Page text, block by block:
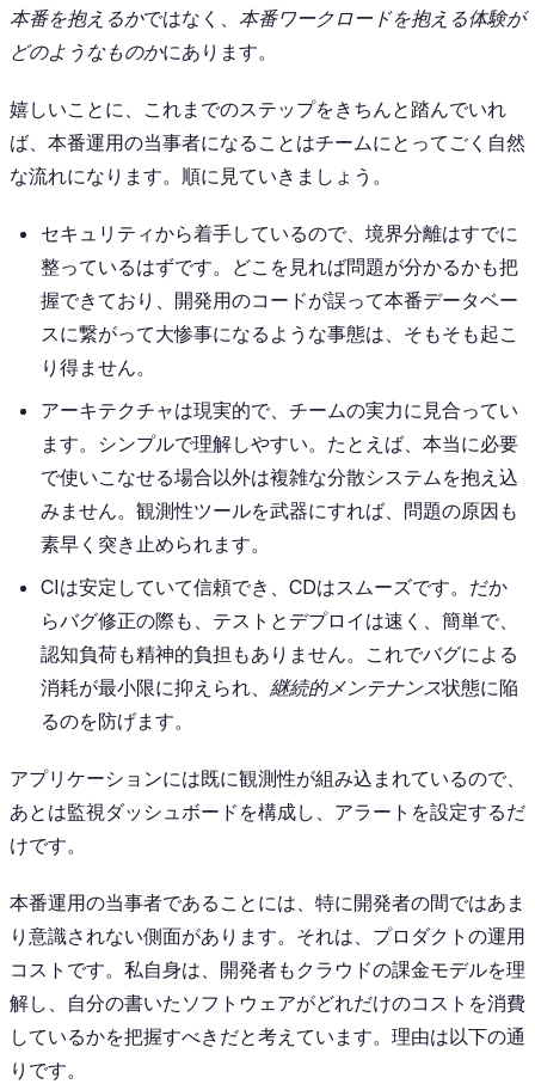
本番を抱えるかではなく、 本番ワークロードを抱える体験が
どのようなものかにあります。
嬉しいことに、これまでのステップをきちんと踏んでいれ
ば、本番運用の当事者になることはチームにとってごく自然
な流れになります。順に見ていきましょう。
セキュリティから着手しているので、境界分離はすでに
整っているはずです。どこを見れば問題が分かるかも把
握できており、開発用のコードが誤って本番データベー
スに繋がって大惨事になるような事態は、そもそも起こ
り得ません。
アーキテクチャは現実的で、チームの実力に見合ってい
ます。シンプルで理解しやすい。たとえば、本当に必要
で使いこなせる場合以外は複雑な分散システムを抱え込
みません。観測性ツールを武器にすれば、問題の原因も
素早く突き止められます。
CIは安定していて信頼でき、CDはスムーズです。だか
らバグ修正の際も、テストとデプロイは速く、簡単で、
認知負荷も精神的負担もありません。これでバグによる
消耗が最小限に抑えられ、 継続的メンテナンス状態に陥
るのを防げます。
アプリケーションには既に観測性が組み込まれているので、
あとは監視ダッシュボードを構成し、アラートを設定するだ
けです。
本番運用の当事者であることには、特に開発者の間ではあま
り意識されない側面があります。それは、プロダクトの運用
コストです。私自身は、開発者もクラウドの課金モデルを理
解し、自分の書いたソフトウェアがどれだけのコストを消費
しているかを把握すべきだと考えています。理由は以下の通
りです。